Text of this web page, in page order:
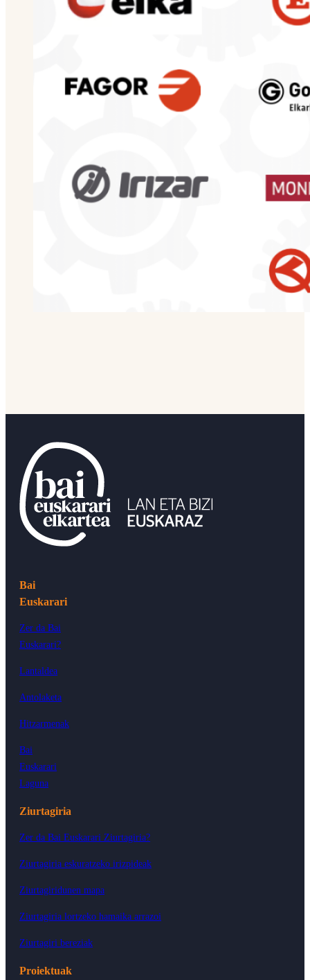
Bai
Euskarari
Zer da Bai
Euskarari?
Lantaldea
Antolaketa
Hitzarmenak
Bai
Euskarari
Laguna
Ziurtagiria
Zer da Bai Euskarari Ziurtagiria?
Ziurtagiria eskuratzeko irizpideak
Ziurtagiridunen mapa
Ziurtagiria lortzeko hamaika arrazoi
Ziurtagiri bereziak
Proiektuak